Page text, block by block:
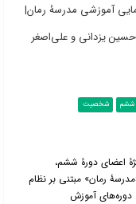
آموزشی مدرسۀ رمان|
یزدانی و علی‌اصغر
ششم
شخصیت
اعضای دورۀ ششم،
«مدرسۀ رمان» مبتنی بر نظام
دوره‌های آموزش